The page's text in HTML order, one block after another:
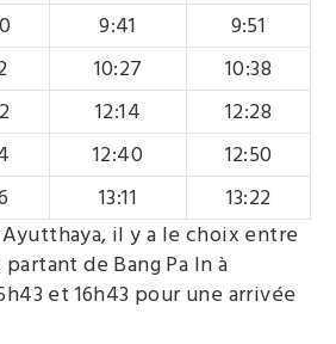
9:41
9:51
10:27
10:38
12:14
12:28
12:40
12:50
13:11
13:22
il y a le choix entre
de Bang Pa In à
et 16h43 pour une arrivée